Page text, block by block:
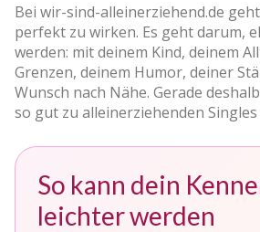
Bei wir-sind-alleinerziehend.de
perfekt zu wirken. Es geht darum,
werden: mit deinem Kind, deinem
Grenzen, deinem Humor, deiner
Wunsch nach Nähe. Gerade
so gut zu alleinerziehenden Singles
So kann dein
leichter werden